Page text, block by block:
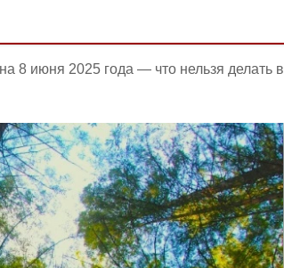
8 июня 2025 года — что нельзя делать в